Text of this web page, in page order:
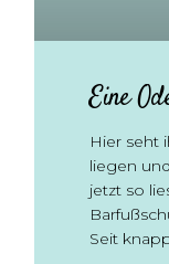
Eine
Hier seht
liegen
jetzt so
Seit